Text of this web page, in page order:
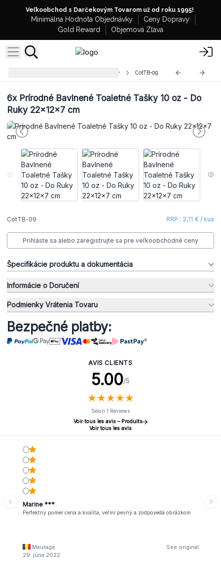
Veľkoobchod s Darčekovým Tovarom už od roku 1995!
Minimálna Hodnota Objednávky
Ceny Dopravy
Gold Reward
Objemová Zľava
Prírodné Bavlnené Toaletné Tašky CotTB-09
6xPrírodné Bavlnené Toaletné Tašky 10 oz - Do
Ruky 22x12x7 cm
CotTB-09 RRP : 2,11 € / kus
Prihláste sa alebo zaregistrujte sa pre veľkoobchodné ceny
Špecifikácie produktu a dokumentácia
Informácie o Doručení
Podmienky Vrátenia Tovaru
Bezpečné platby:
AVIS CLIENTS
5.00/5
★★★★★
★★★★★
Selon 1 Reviews
Voir tous les avis – Produits
Voir tous les avis
Marine ***
Perfektný pomer cena a kvalita, veľmi pevný a zodpovedá obrázkom
Maurage
See original
29. júna 2022